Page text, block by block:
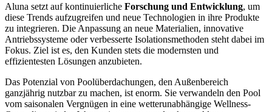
Aluna setzt auf kontinuierliche Forschung und Entwicklung, um
diese Trends aufzugreifen und neue Technologien in ihre Produkte
zu integrieren. Die Anpassung an neue Materialien, innovative
Antriebssysteme oder verbesserte Isolationsmethoden steht dabei im
Fokus. Ziel ist es, den Kunden stets die modernsten und
effizientesten Lösungen anzubieten.
Das Potenzial von Poolüberdachungen, den Außenbereich
ganzjährig nutzbar zu machen, ist enorm. Sie verwandeln den Pool
vom saisonalen Vergnügen in eine wetterunabhängige Wellness-